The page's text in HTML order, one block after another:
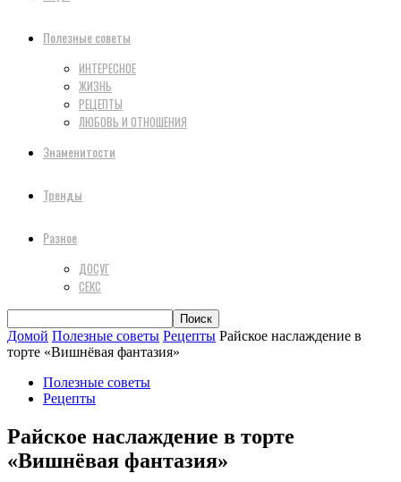
Полезные советы
ИНТЕРЕСНОЕ
ЖИЗНЬ
РЕЦЕПТЫ
ЛЮБОВЬ И ОТНОШЕНИЯ
Знаменитости
Тренды
Разное
ДОСУГ
СЕКС
Домой Полезные советы Рецепты Райское наслаждение в
торте «Вишнёвая фантазия»
Полезные советы
Рецепты
Райское наслаждение в торте
«Вишнёвая фантазия»